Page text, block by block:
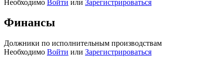
Необходимо Войти или Зарегистрироваться
Финансы
Должники по исполнительным производствам
Необходимо Войти или Зарегистрироваться